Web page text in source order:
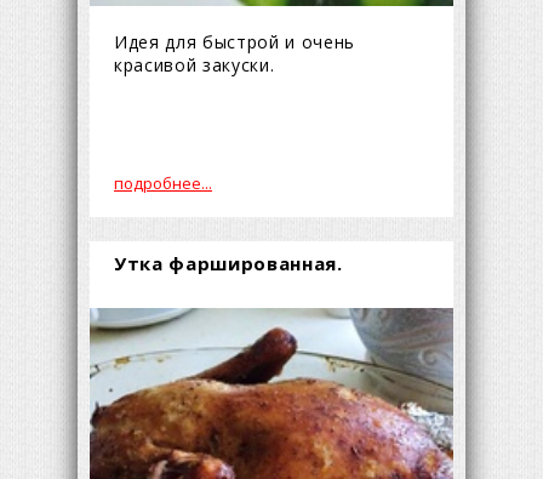
Идея для быстрой и очень
красивой закуски.
подробнее...
Утка фаршированная.